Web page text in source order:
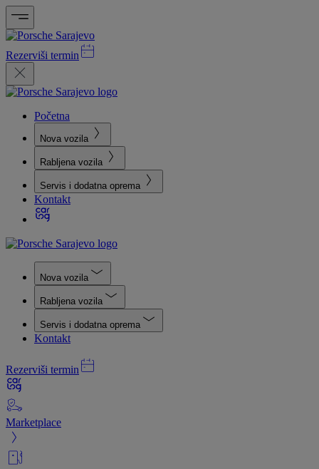
Rezerviši termin
Početna
Nova vozila
Rabljena vozila
Servis i dodatna oprema
Kontakt
Nova vozila
Rabljena vozila
Servis i dodatna oprema
Kontakt
Rezerviši termin
Marketplace